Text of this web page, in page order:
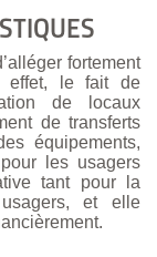
fortement
effet, le fait de
de locaux
de transferts
équipements,
les usagers
tant pour la
et elle